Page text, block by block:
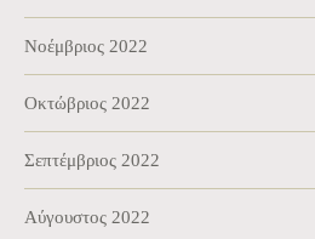
Νοέμβριος 2022
Οκτώβριος 2022
Σεπτέμβριος 2022
Αύγουστος 2022